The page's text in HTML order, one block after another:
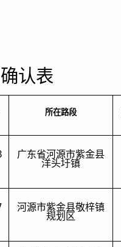
认表
所在路段
广东省河源市紫金县
洋头圩镇
河源市紫金县敬梓镇
规划区